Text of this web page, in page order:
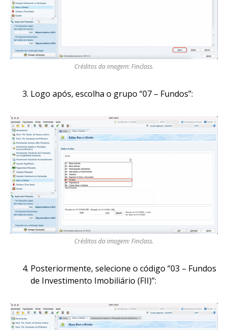
Créditos da imagem: Finclass.
Logo após, escolha o grupo “07 – Fundos”:
Créditos da imagem: Finclass.
Posteriormente, selecione o código “03 – Fundos
de Investimento Imobiliário (FII)”: